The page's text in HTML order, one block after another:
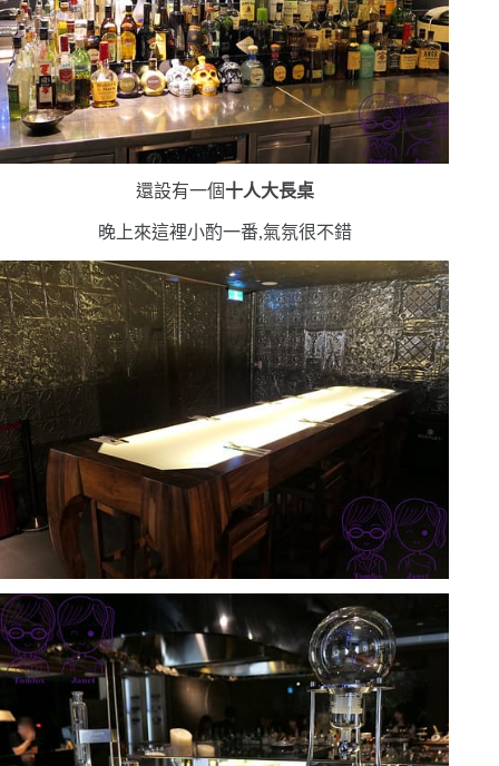
還設有一個十人大長桌
晚上來這裡小酌一番,氣氛很不錯